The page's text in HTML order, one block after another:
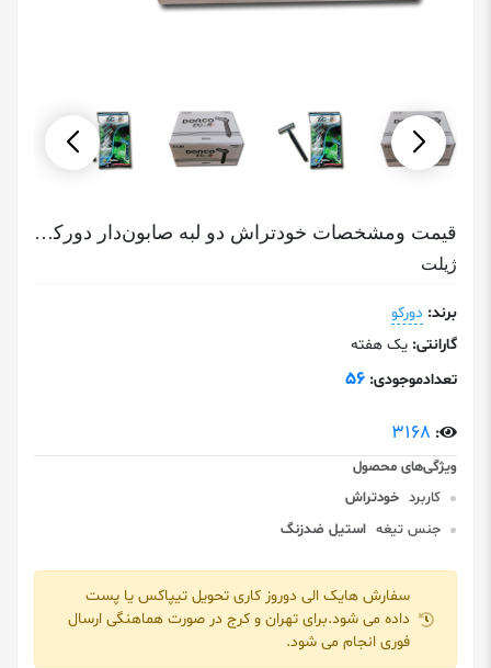
قیمت ومشخصات خودتراش دو لبه صابون‌‎دار دورکو اصلی | TG-|| Plus Dorco
ژیلت
برند: دورکو
گارانتی: یک هفته
تعدادموجودی: 56
:
3168
کاربرد خودتراش
جنس تیغه استیل ضدزنگ
سفارش هایک الی دوروز کاری تحویل تیپاکس یا پست
داده می شود.برای تهران و کرج در صورت هماهنگی ارسال
فوری انجام می شود.